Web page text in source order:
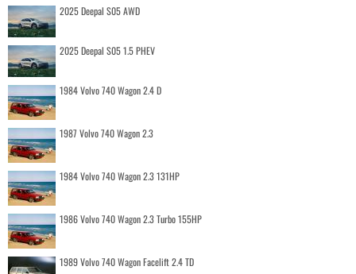
2025 Deepal S05 AWD
2025 Deepal S05 1.5 PHEV
1984 Volvo 740 Wagon 2.4 D
1987 Volvo 740 Wagon 2.3
1984 Volvo 740 Wagon 2.3 131HP
1986 Volvo 740 Wagon 2.3 Turbo 155HP
1989 Volvo 740 Wagon Facelift 2.4 TD